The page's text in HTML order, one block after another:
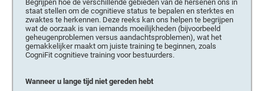
Begrijpen hoe de verschillende gebieden van de hersenen ons in
staat stellen om de cognitieve status te bepalen en sterktes en
zwaktes te herkennen. Deze reeks kan ons helpen te begrijpen
wat de oorzaak is van iemands moeilijkheden (bijvoorbeeld
geheugenproblemen versus aandachtsproblemen), wat het
gemakkelijker maakt om juiste training te beginnen, zoals
CogniFit cognitieve training voor bestuurders.
Wanneer u lange tijd niet gereden hebt